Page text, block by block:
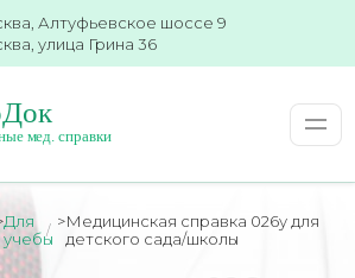
Алтуфьевское шоссе 9
улица Грина 36
Для
учебы
>Медицинская справка 026у для
детского сада/школы